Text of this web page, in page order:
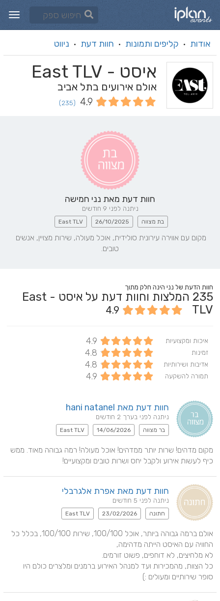
אודות · קליפים ותמונות · חוות דעת · ניווט
איסט - East TLV
אולם אירועים בתל אביב
4.9
(235)
חוות דעת מאת נני חמישה
ניתנה לפני 9 חודשים
בת מצווה 26/10/2025
East TLV
טובים.
חוות הדעת של נני הינה חלק מתוך
235
המלצות וחוות דעת על איסט - East
TLV
4.9
איכות ומקצועיות 4.9
זמינות 4.8
אדיבות ושירותיות 4.8
תמורה להשקעה 4.9
חוות דעת מאת hani natanel
ניתנה לפני בערך 2 חודשים
בר מצווה 14/06/2026
East TLV
כיף לעשות אירוע ולקבל יחס ושרות טובים ומקצועיים!
חוות דעת מאת אפרת אלגרבלי
ניתנה לפני 5 חודשים
חתונה 23/02/2026
East TLV
סופר שירותיים ומעולים :)